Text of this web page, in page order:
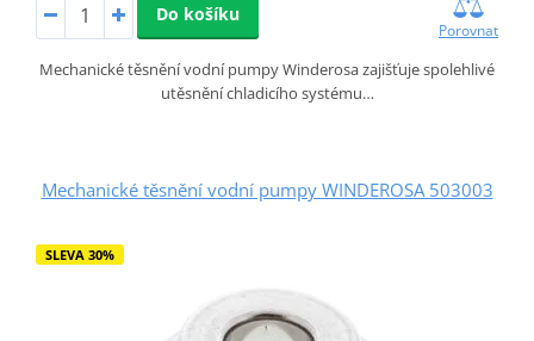
Do košíku
Porovnat
Mechanické těsnění vodní pumpy Winderosa zajišťuje spolehlivé
utěsnění chladicího systému…
Mechanické těsnění vodní pumpy WINDEROSA 503003
SLEVA 30%